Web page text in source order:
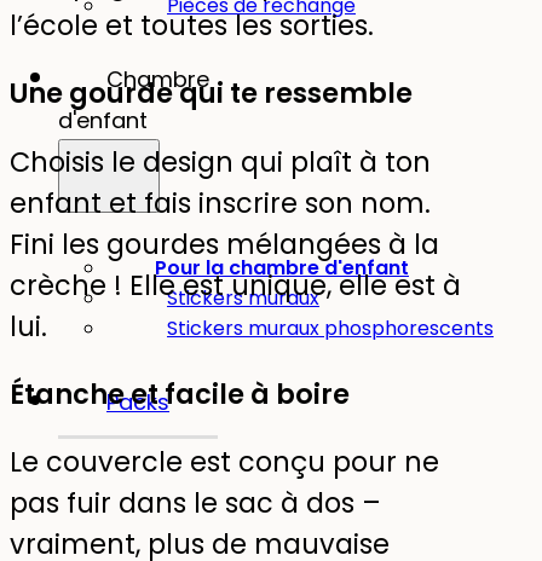
Pièces de rechange
Chambre
d'enfant
Pour la chambre d'enfant
Stickers muraux
Stickers muraux phosphorescents
Packs
l’école et toutes les sorties.
Une gourde qui te ressemble
Choisis le design qui plaît à ton
enfant et fais inscrire son nom.
Fini les gourdes mélangées à la
crèche ! Elle est unique, elle est à
lui.
Étanche et facile à boire
Le couvercle est conçu pour ne
pas fuir dans le sac à dos –
vraiment, plus de mauvaise